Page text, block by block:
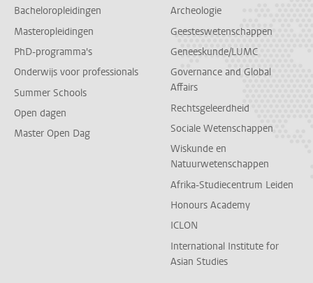
Bacheloropleidingen
Masteropleidingen
PhD-programma's
Onderwijs voor professionals
Summer Schools
Open dagen
Master Open Dag
Archeologie
Geesteswetenschappen
Geneeskunde/LUMC
Governance and Global
Affairs
Rechtsgeleerdheid
Sociale Wetenschappen
Wiskunde en
Natuurwetenschappen
Afrika-Studiecentrum Leiden
Honours Academy
ICLON
International Institute for
Asian Studies